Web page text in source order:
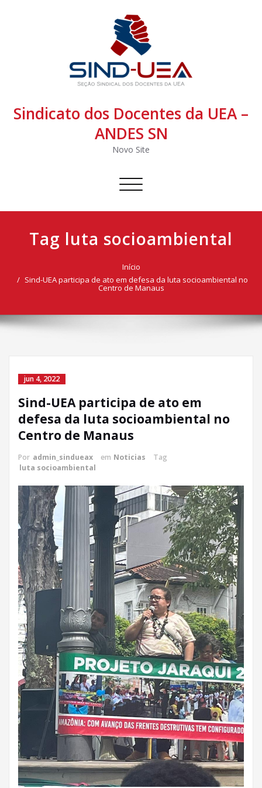
Sindicato dos Docentes da UEA –
ANDES SN
Novo Site
Alternar
Tag luta socioambiental
Início
Sind-UEA participa de ato em defesa da luta socioambiental no
Centro de Manaus
jun 4, 2022
Sind-UEA participa de ato em
defesa da luta socioambiental no
Centro de Manaus
Por admin_sindueax em Noticias
Tag
luta socioambiental